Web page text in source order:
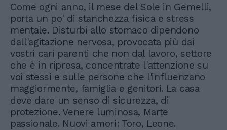
Come ogni anno, il mese del Sole in Gemelli,
porta un po' di stanchezza fisica e stress
mentale. Disturbi allo stomaco dipendono
dall'agitazione nervosa, provocata più dai
vostri cari parenti che non dal lavoro, settore
che è in ripresa, concentrate l'attenzione su
voi stessi e sulle persone che l'influenzano
maggiormente, famiglia e genitori. La casa
deve dare un senso di sicurezza, di
protezione. Venere luminosa, Marte
passionale. Nuovi amori: Toro, Leone.